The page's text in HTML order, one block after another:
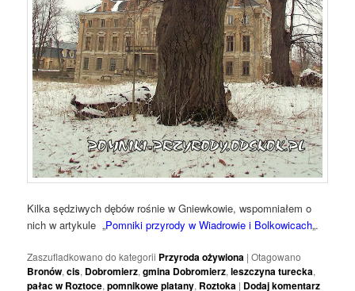
Kilka sędziwych dębów rośnie w Gniewkowie, wspomniałem o
nich w artykule „Pomniki przyrody w Wiadrowie i Bolkowicach„.
Zaszufladkowano do kategorii Przyroda ożywiona |Otagowano
Bronów,cis, Dobromierz,gmina Dobromierz,leszczyna turecka,
pałac w Roztoce,pomnikowe platany, Roztoka | Dodaj komentarz